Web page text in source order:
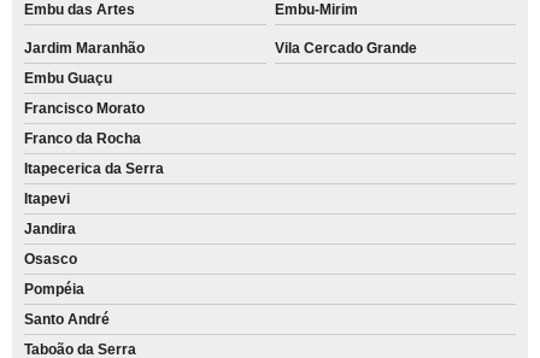
Embu das Artes
Embu-Mirim
Jardim Maranhão
Vila Cercado Grande
Embu Guaçu
Francisco Morato
Franco da Rocha
Itapecerica da Serra
Itapevi
Jandira
Osasco
Pompéia
Santo André
Taboão da Serra